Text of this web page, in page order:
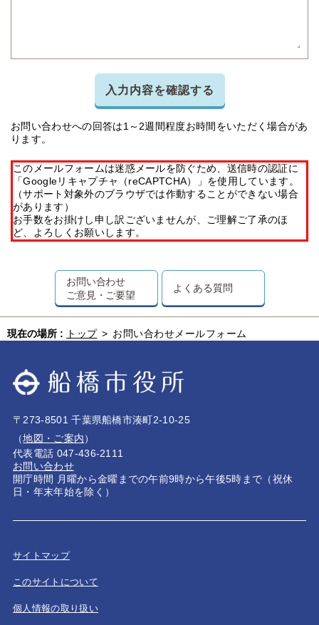
入力内容を確認する
お問い合わせへの回答は1～2週間程度お時間をいただく場合があ
ります。
このメールフォームは迷惑メールを防ぐため、送信時の認証に
「Googleリキャプチャ（reCAPTCHA）」を使用しています。
（サポート対象外のブラウザでは作動することができない場合
があります）
お手数をお掛けし申し訳ございませんが、ご理解ご了承のほ
ど、よろしくお願いします。
お問い合わせ
ご意見・ご要望
よくある質問
現在の場所 : トップ > お問い合わせメールフォーム
〒273-8501 千葉県船橋市湊町2-10-25
（地図・ご案内）
代表電話 047-436-2111
お問い合わせ
開庁時間 月曜から金曜までの午前9時から午後5時まで（祝休
日・年末年始を除く）
サイトマップ
このサイトについて
個人情報の取り扱い